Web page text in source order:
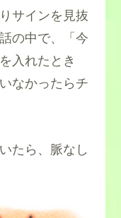
サインを見抜
の中で、「今
入れたとき
なかったらチ
たら、脈なし